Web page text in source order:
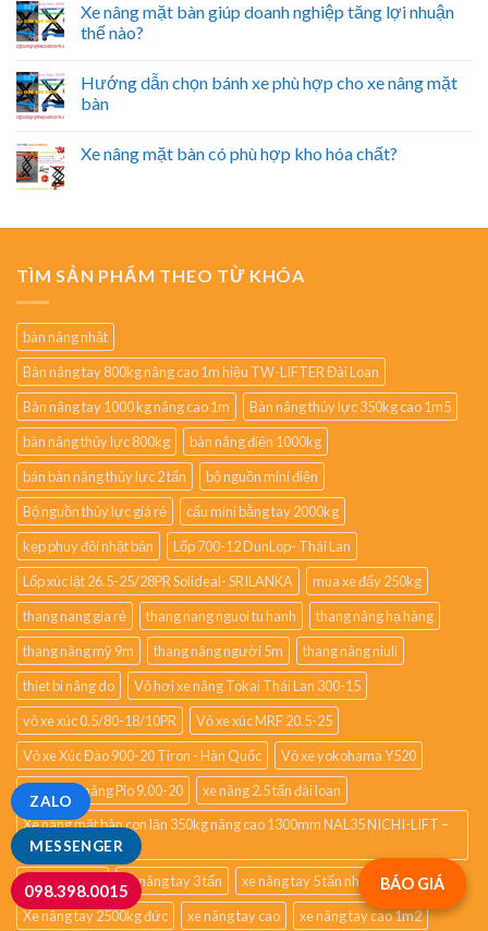
MESSENGER
ZALO
098.398.0015
Xe nâng mặt bàn giúp doanh nghiệp tăng lợi nhuận
thế nào?
Hướng dẫn chọn bánh xe phù hợp cho xe nâng mặt
bàn
Xe nâng mặt bàn có phù hợp kho hóa chất?
TÌM SẢN PHẨM THEO TỪ KHÓA
bàn nâng nhật
Bàn nâng tay 800kg nâng cao 1m hiệu TW-LIFTER Đài Loan
Bàn nâng tay 1000 kg nâng cao 1m
Bàn nâng thủy lực 350kg cao 1m5
bàn nâng thủy lực 800kg
bàn nâng điện 1000kg
bán bàn nâng thủy lực 2 tấn
bộ nguồn mini điện
Bộ nguồn thủy lực giá rẻ
cẩu mini bằng tay 2000kg
kẹp phuy đôi nhật bản
Lốp 700-12 DunLop- Thái Lan
Lốp xúc lật 26.5-25/28PR Solideal- SRILANKA
mua xe đẩy 250kg
thang nang gia rẻ
thang nang nguoi tu hanh
thang nâng hạ hàng
thang nâng mỹ 9m
thang nâng người 5m
thang nâng niuli
thiet bi nâng do
Vỏ hơi xe nâng Tokai Thái Lan 300-15
vỏ xe xúc 0.5/80-18/10PR
Vỏ xe xúc MRF 20.5-25
Vỏ xe Xúc Đào 900-20 Tiron - Hàn Quốc
Vỏ xe yokohama Y520
Vỏ đặc xe nâng Pio 9.00-20
xe nâng 2.5 tấn đài loan
Xe nâng mặt bàn con lăn 350kg nâng cao 1300mm NAL35 NICHI-LIFT –
JAPAN
xe nâng tay 3 tấn
xe nâng tay 5 tấn nhập khẩ
Xe nâng tay 2500kg đức
xe nâng tay cao xe nâng tay cao 1m2
BÁO GIÁ